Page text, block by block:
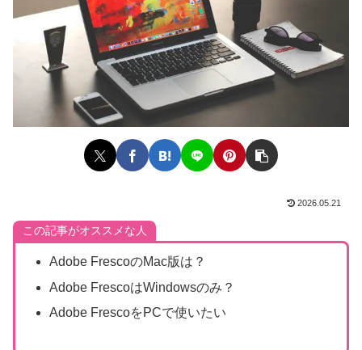
2026.05.21
この記事がオススメな人
Adobe FrescoのMac版は？
Adobe FrescoはWindowsのみ？
Adobe FrescoをPCで使いたい